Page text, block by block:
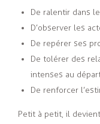
De ralentir dans
D’observer les
De repérer ses
De tolérer des
intenses au
De renforcer
Petit à petit, il